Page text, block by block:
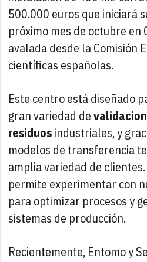
500.000 euros que iniciará
próximo mes de octubre en
avalada desde la Comisión
científicas españolas.
Este centro está diseñado
gran variedad de
residuosindustriales, y
modelos de transferencia
amplia variedad de
permite experimentar con
para optimizar procesos y
sistemas de producción.
Recientemente, Entomo y